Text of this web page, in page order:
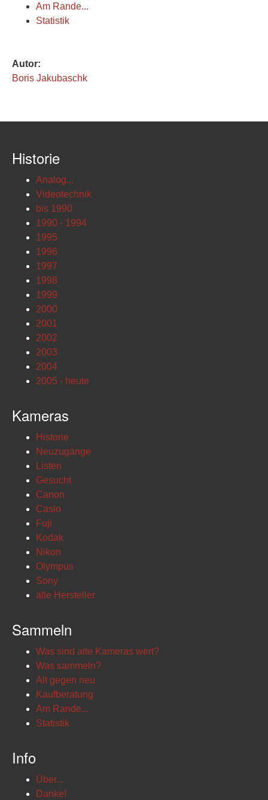
Am Rande...
Statistik
Autor:
Boris Jakubaschk
Historie
Analog...
Videotechnik
bis 1990
1990 - 1994
1995
1996
1997
1998
1999
2000
2001
2002
2003
2004
2005 - heute
Kameras
Historie
Neuzugänge
Listen
Gesucht
Canon
Casio
Fuji
Kodak
Nikon
Olympus
Sony
alle Hersteller
Sammeln
Was sind alte Kameras wert?
Was sammeln?
Alt gegen neu
Kaufberatung
Am Rande...
Statistik
Info
Über...
Danke!